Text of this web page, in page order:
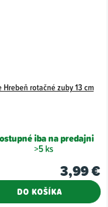
Hrebeň rotačné zuby 13 cm
iba na predajni
>5 ks
3,99 €
DO KOŠÍKA